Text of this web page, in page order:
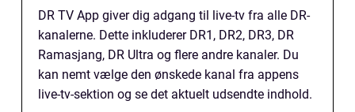
DR TV App giver dig adgang til live-tv fra alle DR-
kanalerne. Dette inkluderer DR1, DR2, DR3, DR
Ramasjang, DR Ultra og flere andre kanaler. Du
kan nemt vælge den ønskede kanal fra appens
live-tv-sektion og se det aktuelt udsendte indhold.